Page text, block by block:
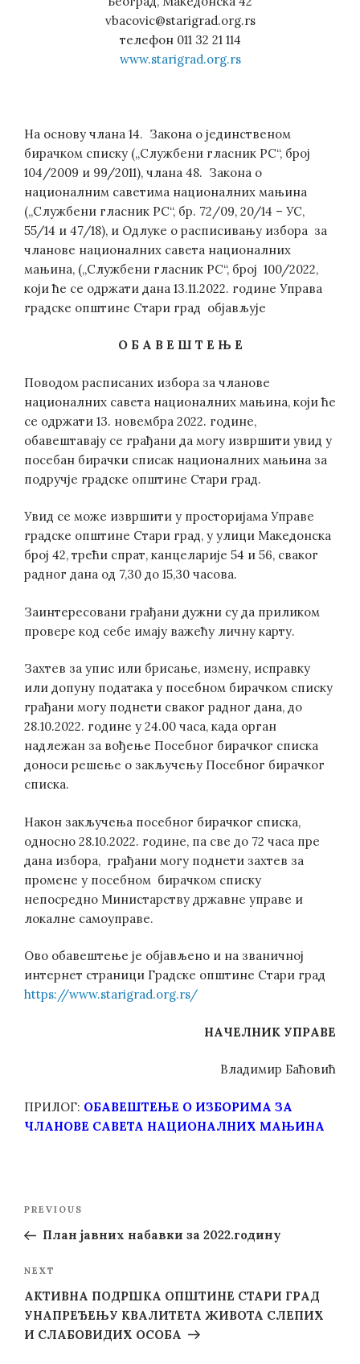
vbacovic@starigrad.org.rs
телефон 011 32 21 114
www.starigrad.org.rs
На основу члана 14. Закона о јединственом
бирачком списку („Службени гласник РС“, број
104/2009 и 99/2011), члана 48. Закона о
националним саветима националних мањина
(„Службени гласник РС“, бр. 72/09, 20/14 – УС,
55/14 и 47/18), и Одлуке о расписивању избора за
чланове националних савета националних
мањина, („Службени гласник РС“, број 100/2022,
који ће се одржати дана 13.11.2022. године Управа
градске општине Стари град објављује
О Б А В Е Ш Т Е Њ Е
Поводом расписаних избора за чланове
националних савета националних мањина, који ће
се одржати 13. новембра 2022. године,
обавештавају се грађани да могу извршити увид у
посебан бирачки списак националних мањина за
подручје градске општине Стари град.
Увид се може извршити у просторијама Управе
градске општине Стари град, у улици Македонска
број 42, трећи спрат, канцеларије 54 и 56, сваког
радног дана од 7,30 до 15,30 часова.
Заинтересовани грађани дужни су да приликом
провере код себе имају важећу личну карту.
Захтев за упис или брисање, измену, исправку
или допуну података у посебном бирачком списку
грађани могу поднети сваког радног дана, до
28.10.2022. године у 24.00 часа, када орган
надлежан за вођење Посебног бирачког списка
доноси решење о закључењу Посебног бирачког
списка.
Након закључења посебног бирачког списка,
односно 28.10.2022. године, па све до 72 часа пре
дана избора, грађани могу поднети захтев за
промене у посебном бирачком списку
непосредно Министарству државне управе и
локалне самоуправе.
Ово обавештење је објављено и на званичној
интернет страници Градске општине Стари град
https://www.starigrad.org.rs/
НАЧЕЛНИК УПРАВЕ
Владимир Баћовић
ПРИЛОГ: ОБАВЕШТЕЊЕ О ИЗБОРИМА ЗА
ЧЛАНОВЕ САВЕТА НАЦИОНАЛНИХ МАЊИНА
Post
Previous
Post
PREVIOUS
План јавних набавки за 2022.годину
Next
Post
NEXT
АКТИВНА ПОДРШКА ОПШТИНЕ СТАРИ ГРАД
УНАПРЕЂЕЊУ КВАЛИТЕТА ЖИВОТА СЛЕПИХ
И СЛАБОВИДИХ ОСОБА